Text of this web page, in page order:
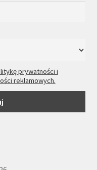
prywatności i
reklamowych.